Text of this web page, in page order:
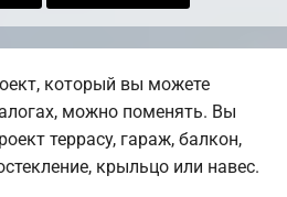
который вы можете
можно поменять. Вы
террасу, гараж, балкон,
крыльцо или навес.